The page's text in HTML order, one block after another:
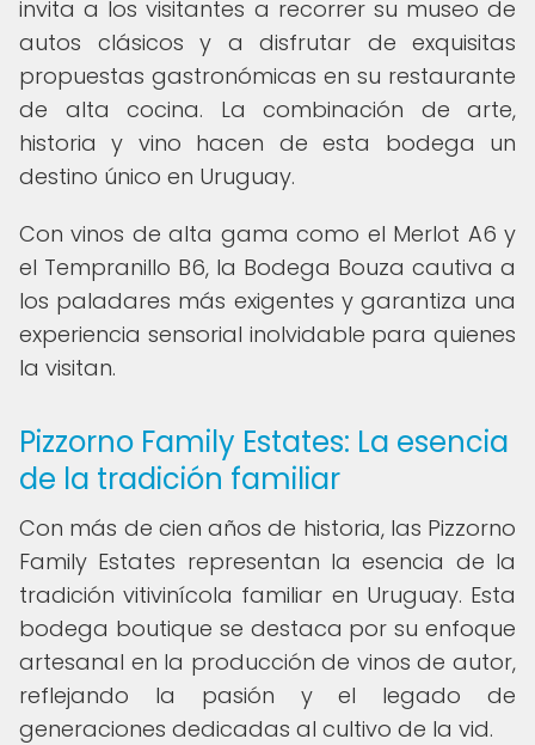
invita a los visitantes a recorrer su museo de
autos clásicos y a disfrutar de exquisitas
propuestas gastronómicas en su restaurante
de alta cocina. La combinación de arte,
historia y vino hacen de esta bodega un
destino único en Uruguay.
Con vinos de alta gama como el Merlot A6 y
el Tempranillo B6, la Bodega Bouza cautiva a
los paladares más exigentes y garantiza una
experiencia sensorial inolvidable para quienes
la visitan.
Pizzorno Family Estates: La esencia
de la tradición familiar
Con más de cien años de historia, las Pizzorno
Family Estates representan la esencia de la
tradición vitivinícola familiar en Uruguay. Esta
bodega boutique se destaca por su enfoque
artesanal en la producción de vinos de autor,
reflejando la pasión y el legado de
generaciones dedicadas al cultivo de la vid.